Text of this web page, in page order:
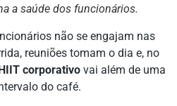
a saúde dos funcionários.
não se engajam nas
reuniões tomam o dia e, no
HIIT corporativo vai além de uma
do café.